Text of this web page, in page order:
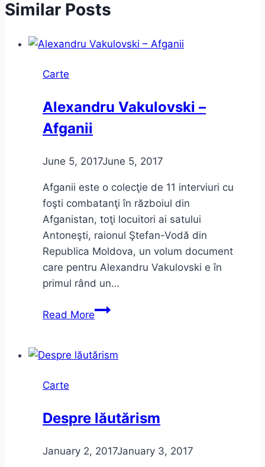
Similar Posts
Carte
Alexandru Vakulovski –
Afganii
June 5, 2017June 5, 2017
Afganii este o colecţie de 11 interviuri cu
foşti combatanţi în războiul din
Afganistan, toţi locuitori ai satului
Antoneşti, raionul Ştefan-Vodă din
Republica Moldova, un volum document
care pentru Alexandru Vakulovski e în
primul rând un…
Read MoreAlexandru
Afganii
Carte
Despre lăutărism
January 2, 2017January 3, 2017